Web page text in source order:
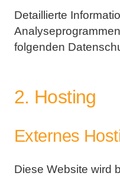
Detaillierte
folgenden
2. Hosting
Externes
Diese Website wird